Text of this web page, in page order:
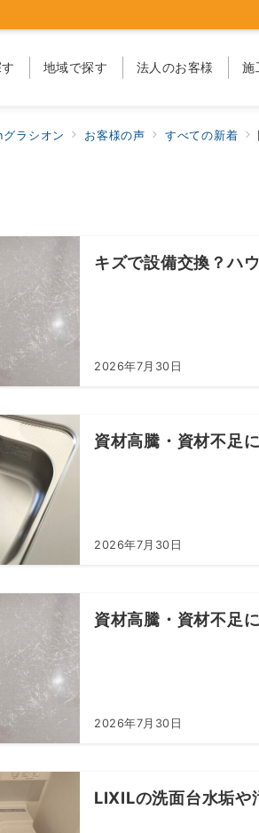
地域で探す 法人のお客様 施
ラシオン お客様の声 すべての新着
キズで設備交換？ハ
2026年7月30日
資材高騰・資材不足
2026年7月30日
資材高騰・資材不足
2026年7月30日
LIXILの洗面台水垢や